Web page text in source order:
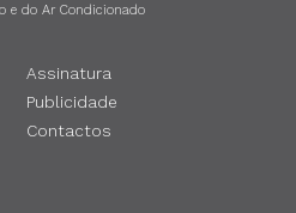
e do Ar Condicionado
Assinatura
Publicidade
Contactos